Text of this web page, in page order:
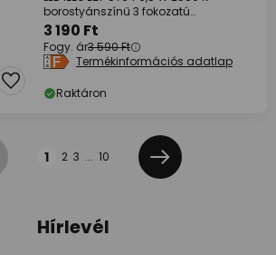
borostyánszínű 3 fokozatú
fényerőszabályozó
3 190 Ft
Fogy. ár3 590 Ft
Termékinformációs adatlap
Raktáron
1 2 3 ... 10
Következő
Hírlevél